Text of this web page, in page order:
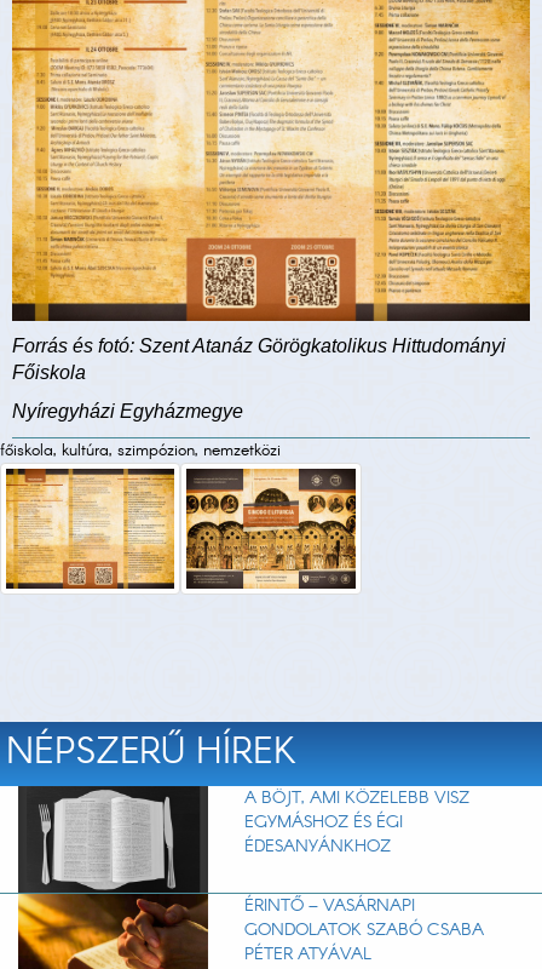
Forrás és fotó: Szent Atanáz Görögkatolikus Hittudományi
Főiskola
Nyíregyházi Egyházmegye
főiskola, kultúra, szimpózion, nemzetközi
NÉPSZERŰ HÍREK
A BÖJT, AMI KÖZELEBB VISZ
EGYMÁSHOZ ÉS ÉGI
ÉDESANYÁNKHOZ
ÉRINTŐ – VASÁRNAPI
GONDOLATOK SZABÓ CSABA
PÉTER ATYÁVAL